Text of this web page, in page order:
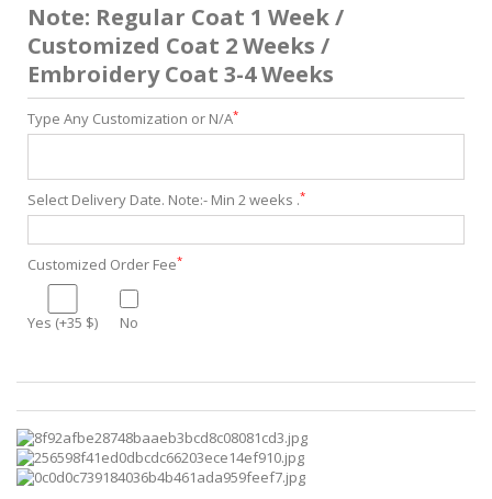
Note: Regular Coat 1 Week /
Customized Coat 2 Weeks /
Embroidery Coat 3-4 Weeks
Type Any Customization or N/A*
Select Delivery Date. Note:- Min 2 weeks .*
Customized Order Fee*
Yes (+35 $) No